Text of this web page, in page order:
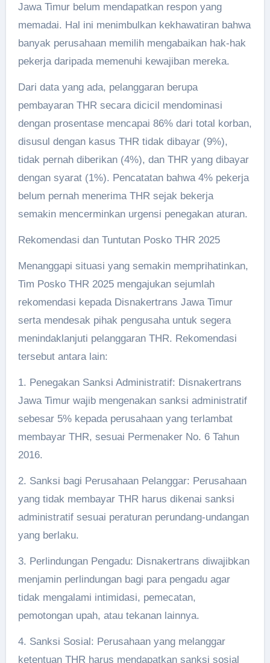
Jawa Timur belum mendapatkan respon yang
memadai. Hal ini menimbulkan kekhawatiran bahwa
banyak perusahaan memilih mengabaikan hak-hak
pekerja daripada memenuhi kewajiban mereka.
Dari data yang ada, pelanggaran berupa
pembayaran THR secara dicicil mendominasi
dengan prosentase mencapai 86% dari total korban,
disusul dengan kasus THR tidak dibayar (9%),
tidak pernah diberikan (4%), dan THR yang dibayar
dengan syarat (1%). Pencatatan bahwa 4% pekerja
belum pernah menerima THR sejak bekerja
semakin mencerminkan urgensi penegakan aturan.
Rekomendasi dan Tuntutan Posko THR 2025
Menanggapi situasi yang semakin memprihatinkan,
Tim Posko THR 2025 mengajukan sejumlah
rekomendasi kepada Disnakertrans Jawa Timur
serta mendesak pihak pengusaha untuk segera
menindaklanjuti pelanggaran THR. Rekomendasi
tersebut antara lain:
1. Penegakan Sanksi Administratif: Disnakertrans
Jawa Timur wajib mengenakan sanksi administratif
sebesar 5% kepada perusahaan yang terlambat
membayar THR, sesuai Permenaker No. 6 Tahun
2016.
2. Sanksi bagi Perusahaan Pelanggar: Perusahaan
yang tidak membayar THR harus dikenai sanksi
administratif sesuai peraturan perundang-undangan
yang berlaku.
3. Perlindungan Pengadu: Disnakertrans diwajibkan
menjamin perlindungan bagi para pengadu agar
tidak mengalami intimidasi, pemecatan,
pemotongan upah, atau tekanan lainnya.
4. Sanksi Sosial: Perusahaan yang melanggar
ketentuan THR harus mendapatkan sanksi sosial